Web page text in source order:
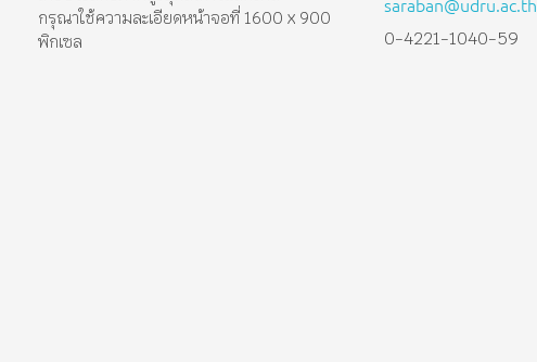
กรุณาใช้ความละเอียดหน้าจอที่ 1600 x 900
พิกเซล
0-4221-1040-59